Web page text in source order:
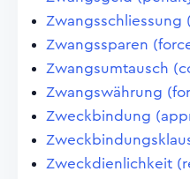
Zwangsschliessung
Zwangssparen
Zwangsumtausch
Zwangswährung
Zweckbindung
Zweckdienlichkeit